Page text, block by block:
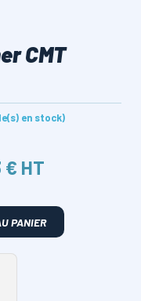
CMT
en stock)
€ HT
PANIER